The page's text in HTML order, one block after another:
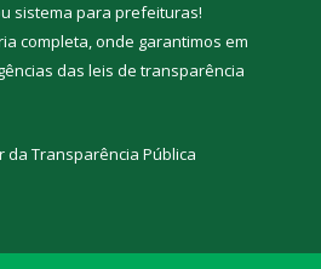
sistema para prefeituras!
completa, onde garantimos em
das leis de transparência
da Transparência Pública